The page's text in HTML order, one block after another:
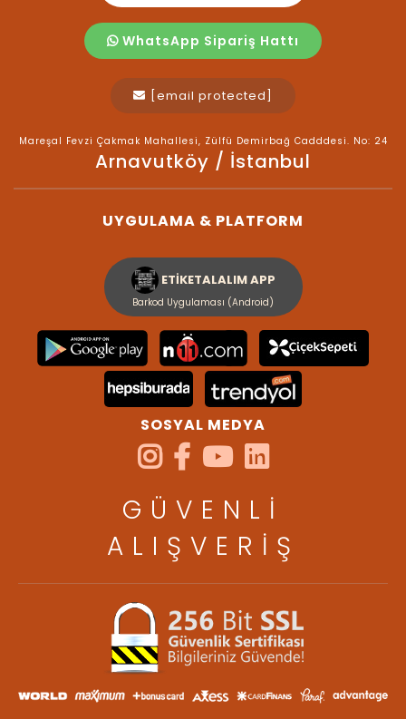
WhatsApp Sipariş Hattı
[email protected]
Mareşal Fevzi Çakmak Mahallesi, Zülfü Demirbağ Cadddesi. No: 24
Arnavutköy / İstanbul
UYGULAMA & PLATFORM
ETİKETALALIM APP
Barkod Uygulaması (Android)
SOSYAL MEDYA
GÜVENLİ
ALIŞVERİŞ